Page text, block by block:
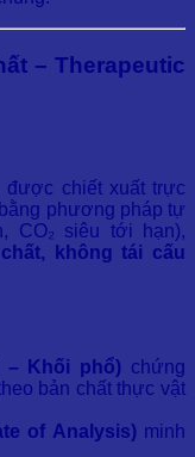
– Therapeutic
chiết xuất trực
phương pháp tự
CO₂ siêu tới hạn),
không tái cấu
– Khối phổ) chứng
bản chất thực vật
of Analysis)minh